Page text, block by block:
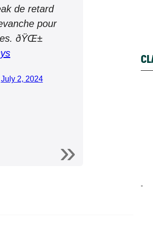
de retard
pour
ðŸŒ±
July 2, 2024
-